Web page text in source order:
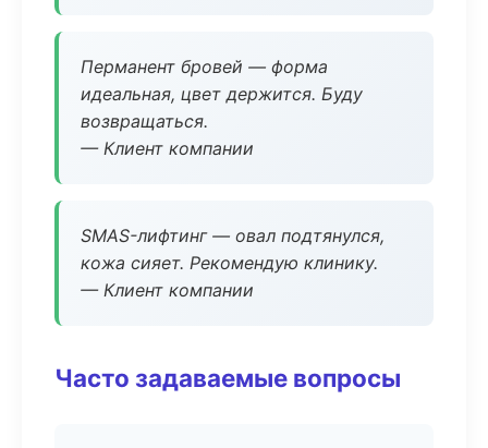
Перманент бровей — форма
идеальная, цвет держится. Буду
возвращаться.
— Клиент компании
SMAS-лифтинг — овал подтянулся,
кожа сияет. Рекомендую клинику.
— Клиент компании
Часто задаваемые вопросы